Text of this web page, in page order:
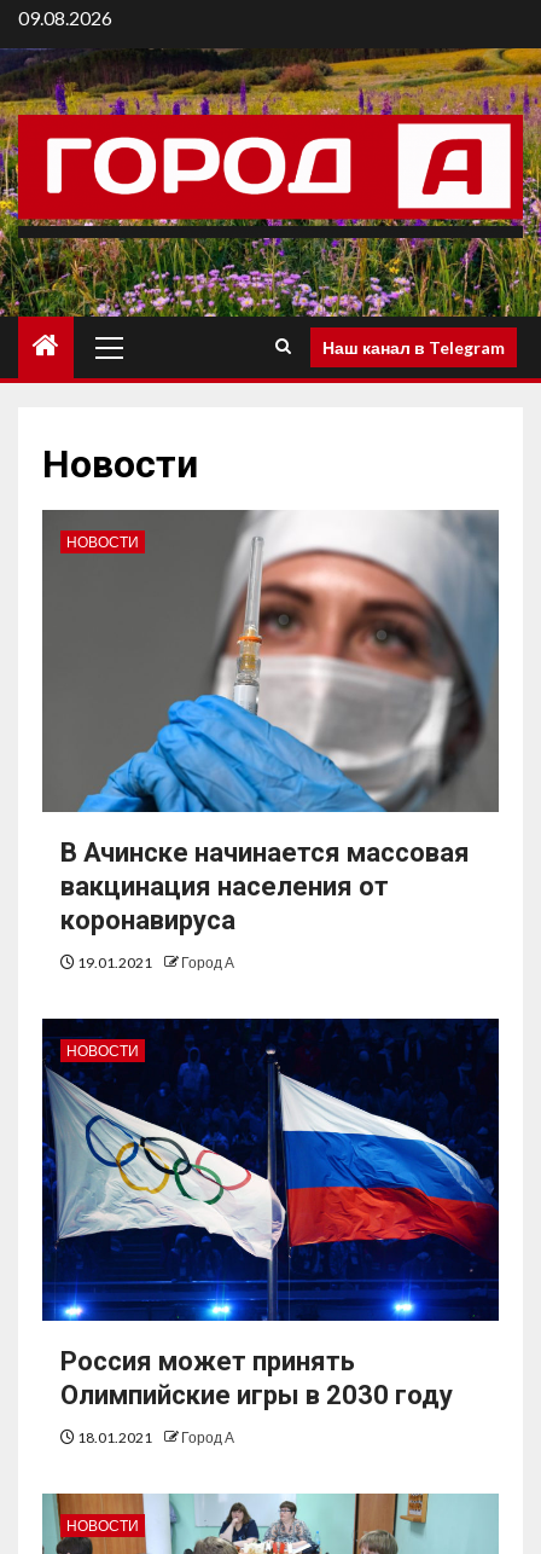
09.08.2026
Наш канал в Telegram
Новости
НОВОСТИ
В Ачинске начинается массовая
вакцинация населения от
коронавируса
19.01.2021 Город А
НОВОСТИ
Россия может принять
Олимпийские игры в 2030 году
18.01.2021 Город А
НОВОСТИ